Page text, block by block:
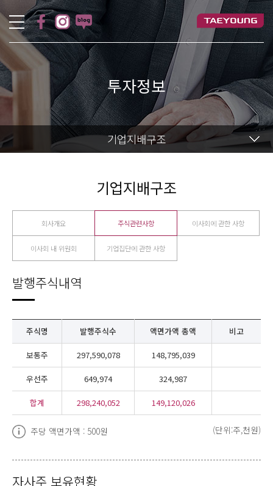
투자정보
기업지배구조
기업지배구조
회사개요 주식관련사항 이사회에 관한 사항
이사회 내 위원회 기업집단에 관한 사항
발행주식내역
주식명 발행주식수 액면가액 총액 비고
보통주 297,590,078 148,795,039
우선주 649,974 324,987
합계 298,240,052 149,120,026
주당 액면가액 : 500원 (단위:주,천원)
자사주 보유현황